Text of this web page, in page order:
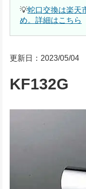
💡蛇口交換は楽天
め。詳細はこちら
更新日：2023/05/04
KF132G